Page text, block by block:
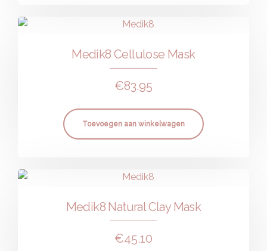
Medik8 Cellulose Mask
€83.95
Toevoegen aan winkelwagen
Medik8 Natural Clay Mask
€45.10